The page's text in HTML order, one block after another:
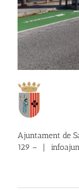
Ajuntament de
129 –
|